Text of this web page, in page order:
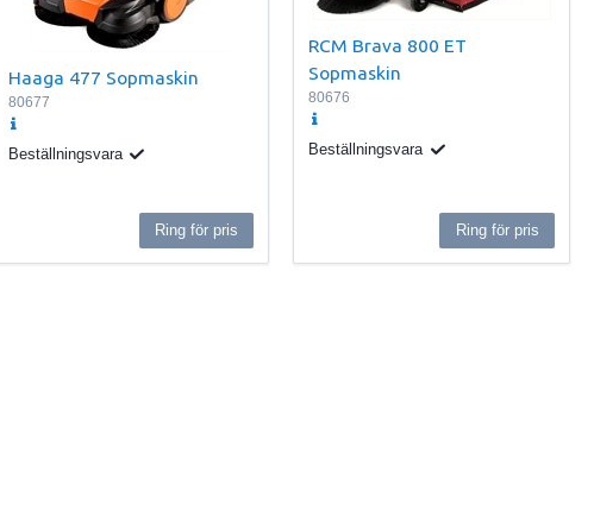
Haaga 477 Sopmaskin
80677
Beställningsvara
Ring för pris
RCM Brava 800 ET
Sopmaskin
80676
Beställningsvara
Ring för pris